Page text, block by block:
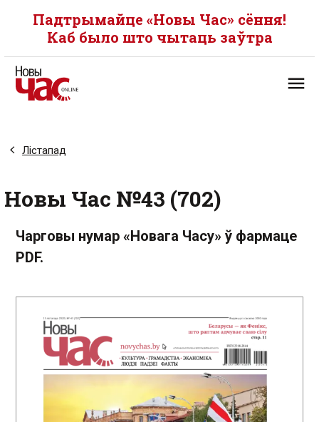
Падтрымайце «Новы Час» сёння!
Каб было што чытаць заўтра
Лістапад
Новы Час №43 (702)
Чарговы нумар «Новага Часу» ў фармаце
PDF.